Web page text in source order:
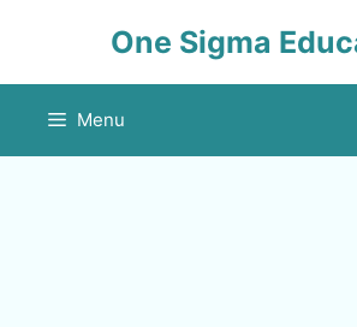
One Sigma
Menu